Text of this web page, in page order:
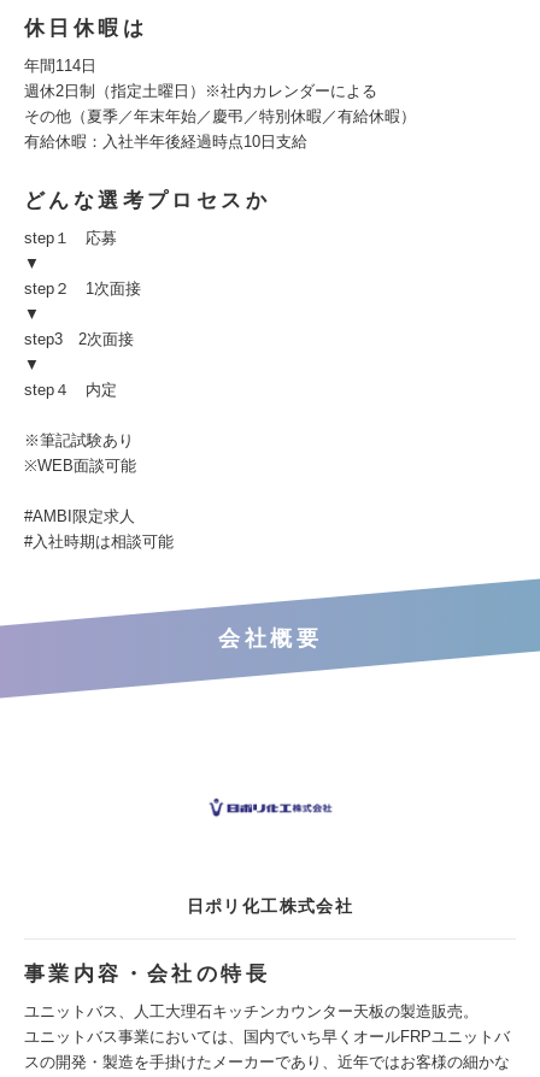
休日休暇は
年間114日
週休2日制（指定土曜日）※社内カレンダーによる
その他（夏季／年末年始／慶弔／特別休暇／有給休暇）
有給休暇：入社半年後経過時点10日支給
どんな選考プロセスか
step１ 応募
▼
step２ 1次面接
▼
step3 2次面接
▼
step４ 内定
※筆記試験あり
※WEB面談可能
#AMBI限定求人
#入社時期は相談可能
会社概要
日ポリ化工株式会社
事業内容・会社の特長
ユニットバス、人工大理石キッチンカウンター天板の製造販売。
ユニットバス事業においては、国内でいち早くオールFRPユニットバ
スの開発・製造を手掛けたメーカーであり、近年ではお客様の細かな